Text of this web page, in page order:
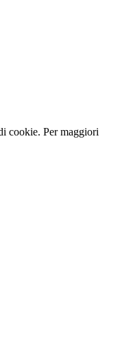
cookie. Per maggiori